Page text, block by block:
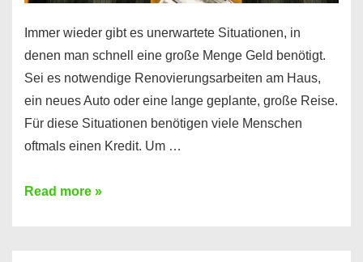
Immer wieder gibt es unerwartete Situationen, in
denen man schnell eine große Menge Geld benötigt.
Sei es notwendige Renovierungsarbeiten am Haus,
ein neues Auto oder eine lange geplante, große Reise.
Für diese Situationen benötigen viele Menschen
oftmals einen Kredit. Um …
Brauchen
Read more »